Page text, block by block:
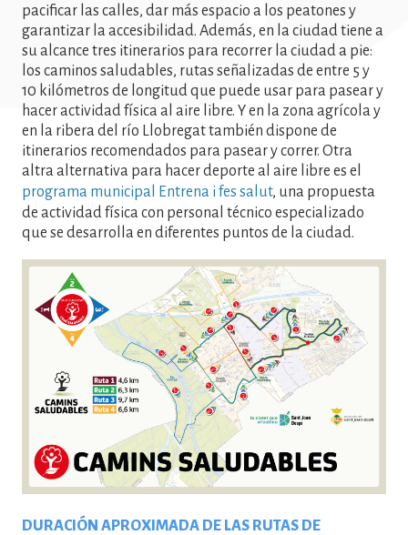
pacificar las calles, dar más espacio a los peatones y
garantizar la accesibilidad. Además, en la ciudad tiene a
su alcance tres itinerarios para recorrer la ciudad a pie:
los caminos saludables, rutas señalizadas de entre 5 y
10 kilómetros de longitud que puede usar para pasear y
hacer actividad física al aire libre. Y en la zona agrícola y
en la ribera del río Llobregat también dispone de
itinerarios recomendados para pasear y correr. Otra
altra alternativa para hacer deporte al aire libre es el
programa municipal Entrena i fes salut, una propuesta
de actividad física con personal técnico especializado
que se desarrolla en diferentes puntos de la ciudad.
Imatge
DURACIÓN APROXIMADA DE LAS RUTAS DE